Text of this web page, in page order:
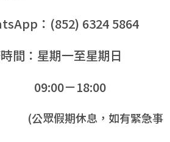
：(852) 6324 5864
間：星期一至星期日
－18:00
眾假期休息，如有緊急事